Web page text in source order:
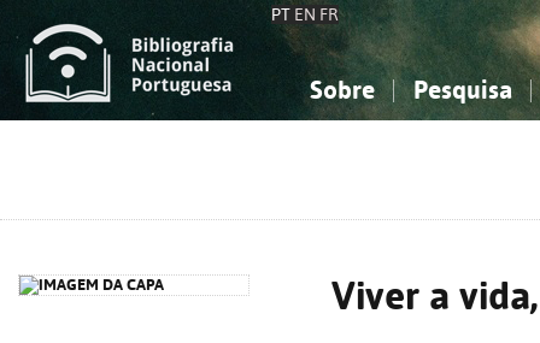
PT EN FR
Sobre Pesquisa
Viver a